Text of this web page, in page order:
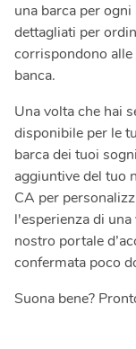
una barca per
dettagliati per
corrispondono alle
banca.
Una volta che hai
disponibile per le
barca dei tuoi
aggiuntive del tuo
CA per
l'esperienza di
nostro portale
confermata poco
Suona bene?